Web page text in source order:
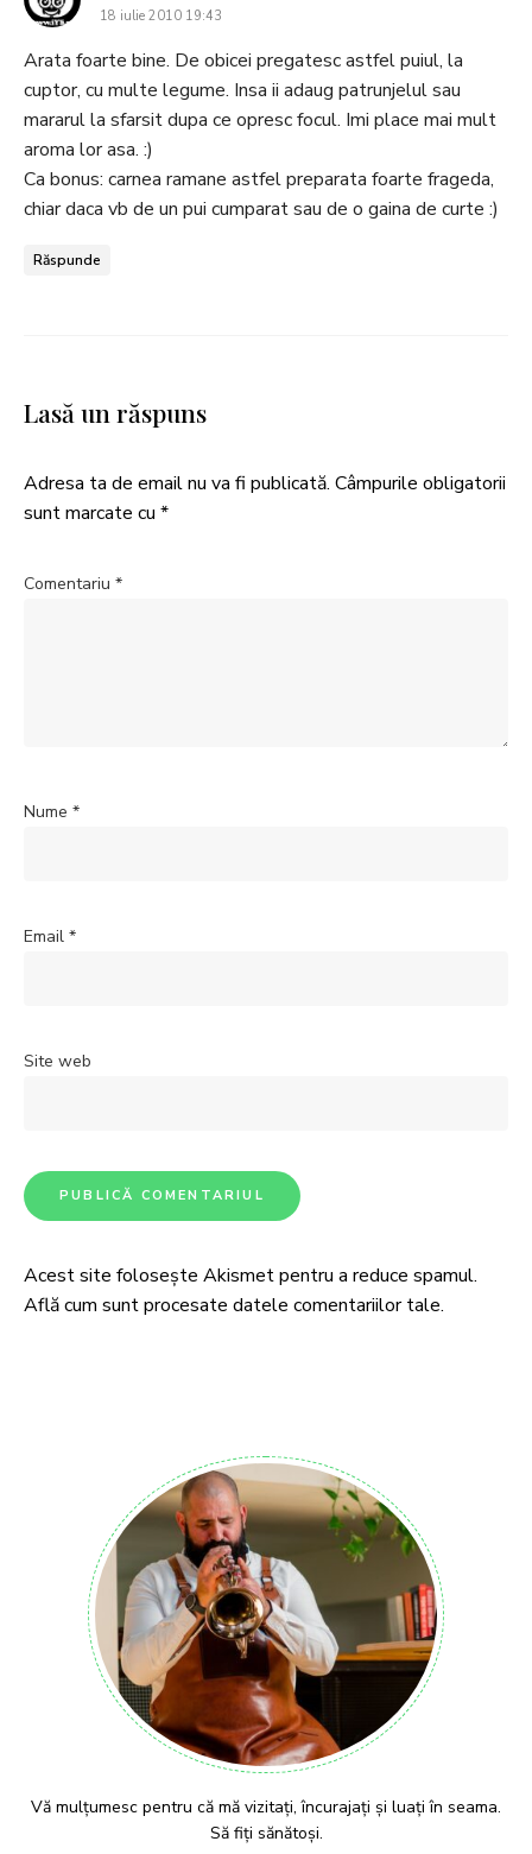
18 iulie 2010 19:43
Arata foarte bine. De obicei pregatesc astfel puiul, la
cuptor, cu multe legume. Insa ii adaug patrunjelul sau
mararul la sfarsit dupa ce opresc focul. Imi place mai mult
aroma lor asa. :)
Ca bonus: carnea ramane astfel preparata foarte frageda,
chiar daca vb de un pui cumparat sau de o gaina de curte :)
Răspunde
Lasă un răspuns
Adresa ta de email nu va fi publicată. Câmpurile obligatorii
sunt marcate cu *
Comentariu *
Nume *
Email *
Site web
Acest site folosește Akismet pentru a reduce spamul.
Află cum sunt procesate datele comentariilor tale.
Vă mulțumesc pentru că mă vizitați, încurajați și luați în seama.
Să fiți sănătoși.